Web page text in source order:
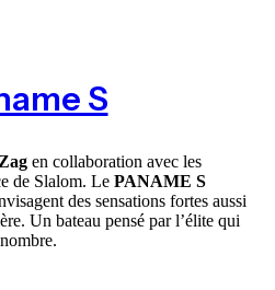
S
en collaboration avec les
de Slalom. Le PANAME S
des sensations fortes aussi
Un bateau pensé par l’élite qui